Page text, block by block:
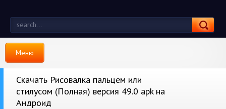
Меню
Скачать Рисовалка пальцем или
стилусом (Полная) версия 49.0 apk на
Андроид